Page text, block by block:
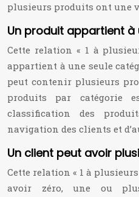
plusieurs produits ont une
Un produit appartient
Cette relation « 1 à
appartient à une seule
peut contenir plusieurs
produits par catégorie
classification des
navigation des clients et
Un client peut avoir
Cette relation « 1 à
avoir zéro, une ou